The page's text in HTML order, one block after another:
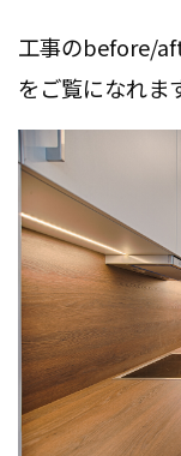
工事のbefore/
をご覧になれま